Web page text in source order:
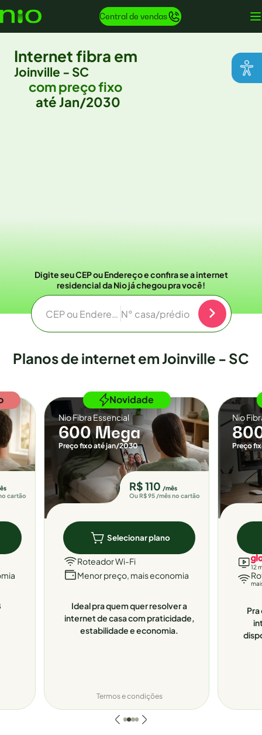
Central de vendas
Internet fibra em
Joinville - SC
com preço fixo
até Jan/2030
Digite seu CEP ou Endereço e confira se a internet
residencial da Nio já chegou pra você!
CEP ou EndereçoN° casa/prédio
Planos de internet em Joinville - SC
cartão
Novidade
Nio Fibra Essencial
600 Mega
Preço fixo até jan/2030
R$ 110 /mês
Ou R$ 95 /mês no cartão
Selecionar plano
Roteador Wi-Fi
Menor preço, mais economia
Ideal pra quem quer resolver a
internet de casa com praticidade,
estabilidade e economia.
Termos e condições
Nio
Preço
12